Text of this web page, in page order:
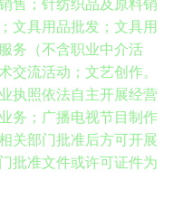
售；针纺织品及原料销
文具用品批发；文具用
务（不含职业中介活
交流活动；文艺创作。
执照依法自主开展经营
务；广播电视节目制作
关部门批准后方可开展
批准文件或许可证件为